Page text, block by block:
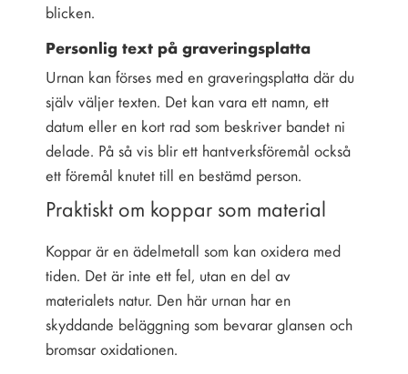
blicken.
Personlig text på graveringsplatta
Urnan kan förses med en graveringsplatta där du
själv väljer texten. Det kan vara ett namn, ett
datum eller en kort rad som beskriver bandet ni
delade. På så vis blir ett hantverksföremål också
ett föremål knutet till en bestämd person.
Praktiskt om koppar som material
Koppar är en ädelmetall som kan oxidera med
tiden. Det är inte ett fel, utan en del av
materialets natur. Den här urnan har en
skyddande beläggning som bevarar glansen och
bromsar oxidationen.